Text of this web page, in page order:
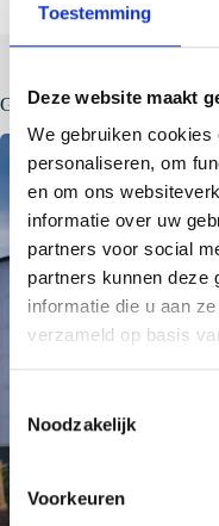
Toestemming
Deze website maakt
We gebruiken
personaliseren, om
en om ons
informatie over uw
partners voor social
partners kunnen deze
informatie die u aan
verzameld op basis
Noodzakelijk
Voorkeuren
Gerelateerde berichten